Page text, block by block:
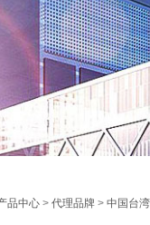
品中心> 代理品牌> 中国台